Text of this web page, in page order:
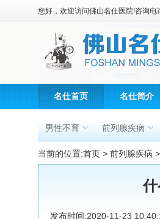
您好，欢迎访问佛山名仕医院!咨询
名仕首页 名仕简介
男性不育 前列腺疾病
当前的位置:首页 > 前列腺疾病 >
发布时间:2020-11-23